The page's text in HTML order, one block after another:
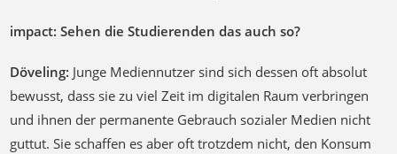
impact: Sehen die Studierenden das auch so?
Döveling: Junge Mediennutzer sind sich dessen oft absolut
bewusst, dass sie zu viel Zeit im digitalen Raum verbringen
und ihnen der permanente Gebrauch sozialer Medien nicht
guttut. Sie schaffen es aber oft trotzdem nicht, den Konsum